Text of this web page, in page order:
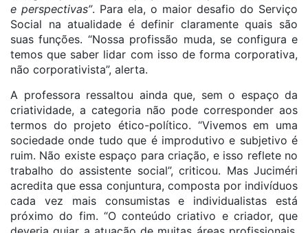
e perspectivas”. Para ela, o maior desafio do Serviço
Social na atualidade é definir claramente quais são
suas funções. “Nossa profissão muda, se configura e
temos que saber lidar com isso de forma corporativa,
não corporativista”, alerta.
A professora ressaltou ainda que, sem o espaço da
criatividade, a categoria não pode corresponder aos
termos do projeto ético-político. “Vivemos em uma
sociedade onde tudo que é improdutivo e subjetivo é
ruim. Não existe espaço para criação, e isso reflete no
trabalho do assistente social”, criticou. Mas Juciméri
acredita que essa conjuntura, composta por indivíduos
cada vez mais consumistas e individualistas está
próximo do fim. “O conteúdo criativo e criador, que